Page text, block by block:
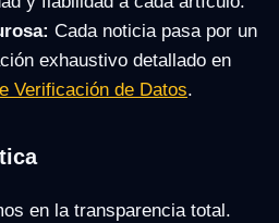
Cada noticia pasa por un
exhaustivo detallado en
Verificación de Datos.
en la transparencia total.